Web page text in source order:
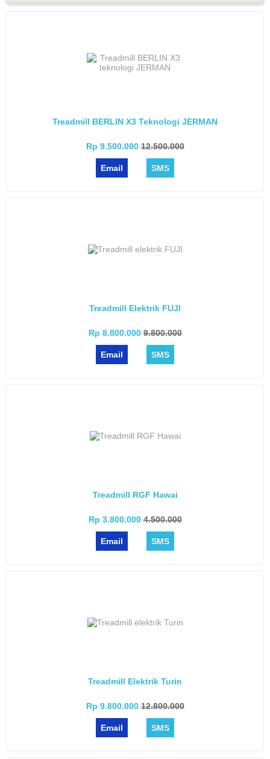
Treadmill BERLIN X3 Teknologi JERMAN
Rp 9.500.00012.500.000
Email SMS
Treadmill Elektrik FUJI
Rp 8.800.0009.800.000
Email SMS
Treadmill RGF Hawai
Rp 3.800.0004.500.000
Email SMS
Treadmill Elektrik Turin
Rp 9.800.00012.800.000
Email SMS